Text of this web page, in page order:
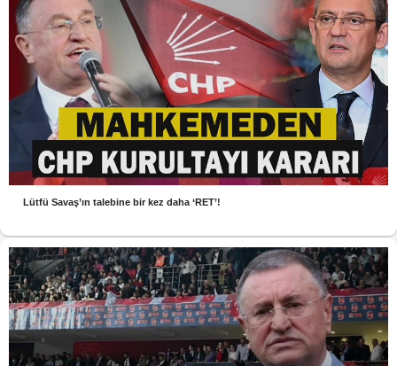
Lütfü Savaş’ın talebine bir kez daha ‘RET’!